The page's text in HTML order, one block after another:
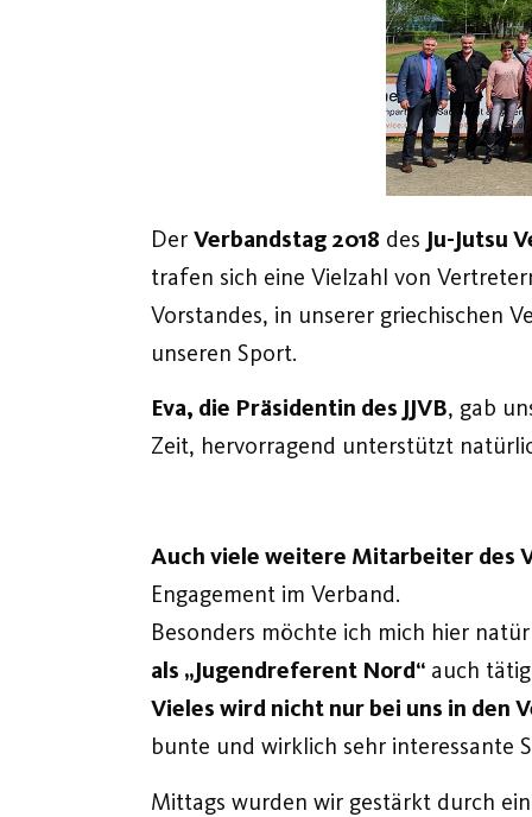
Der Verbandstag 2018 des Ju-Jutsu
trafen sich eine Vielzahl von
Vorstandes, in unserer griechischen
unseren Sport.
Eva, die Präsidentin des JJVB, gab
Zeit, hervorragend unterstützt
Auch viele weitere Mitarbeiter des
Engagement im Verband.
Besonders möchte ich mich hier
als „Jugendreferent Nord“ auch
Vieles wird nicht nur bei uns in den
bunte und wirklich sehr interessante
Mittags wurden wir gestärkt durch